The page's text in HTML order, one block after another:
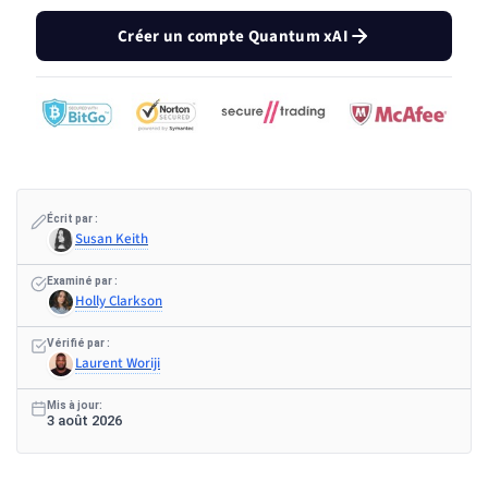
Créer un compte Quantum xAI
Écrit par :
Susan Keith
Examiné par :
Holly Clarkson
Vérifié par :
Laurent Woriji
Mis à jour:
3 août 2026